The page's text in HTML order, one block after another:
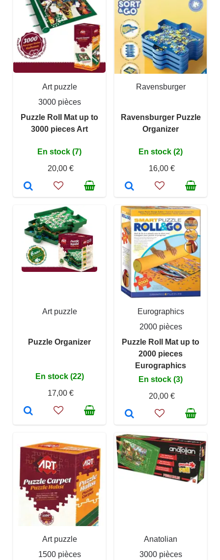
Art puzzle
3000 pièces
Puzzle Roll Mat up to
3000 pieces Art
En stock (7)
20,00 €
Ravensburger
Ravensburger Puzzle
Organizer
En stock (2)
16,00 €
Art puzzle
Puzzle Organizer
En stock (22)
17,00 €
Eurographics
2000 pièces
Puzzle Roll Mat up to
2000 pieces
Eurographics
En stock (3)
20,00 €
Art puzzle
1500 pièces
Anatolian
3000 pièces